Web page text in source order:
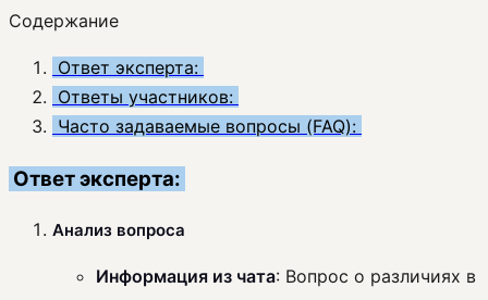
Содержание
Ответ эксперта:
Ответы участников:
Часто задаваемые вопросы (FAQ):
Ответ эксперта:
Анализ вопроса
Информация из чата: Вопрос о различиях в